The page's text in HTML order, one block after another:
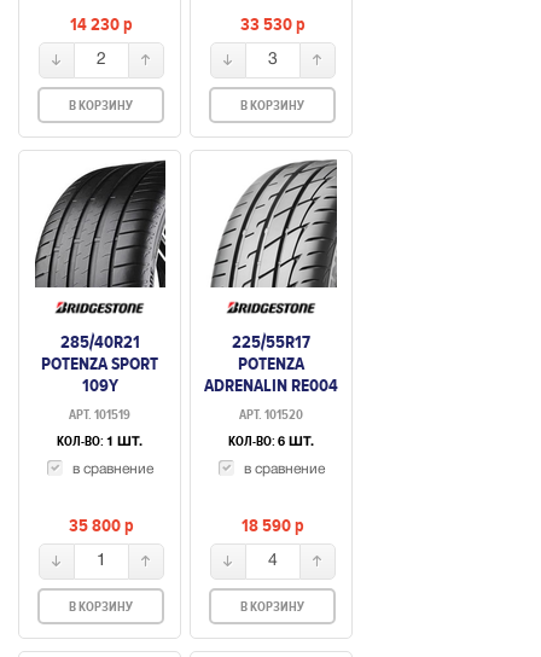
14 230p
2
В КОРЗИНУ
33 530p
3
В КОРЗИНУ
285/40R21
POTENZA SPORT
109Y
АРТ. 101519
КОЛ-ВО: 1 ШТ.
в сравнение
35 800p
1
В КОРЗИНУ
225/55R17
POTENZA
ADRENALIN RE004
101W
АРТ. 101520
КОЛ-ВО: 6 ШТ.
в сравнение
18 590p
4
В КОРЗИНУ